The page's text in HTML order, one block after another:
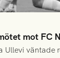
mot FC
Ullevi väntade